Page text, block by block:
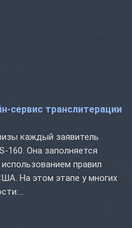
сервис транслитерации
каждый заявитель
160. Она заполняется
правил
На этом этапе у многих